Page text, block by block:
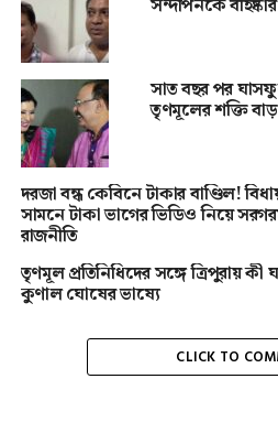
সন্দীপনকে
সাত বছর পর
তৃণমূলের শক্তি
দরজা বন্ধ কেবিনে টাকার বাণ্ডিল!
সামনে টাকা ভাগের ভিডিও নিয়ে
রাজনীতি
তৃণমূল প্রতিনিধিদের সঙ্গে ত্রিপুরায় কী
কুণাল ঘোষের ভাষ্যে
CLICK TO